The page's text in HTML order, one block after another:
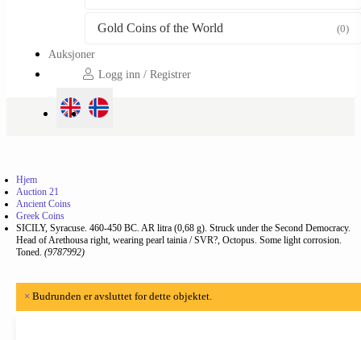
Gold Coins of the World (0)
Auksjoner
Logg inn / Registrer
Hjem
Auction 21
Ancient Coins
Greek Coins
SICILY, Syracuse. 460-450 BC. AR litra (0,68 g). Struck under the Second Democracy.
Head of Arethousa right, wearing pearl tainia / SVR?, Octopus. Some light corrosion.
Toned. (9787992)
× Budrunden er avsluttet for dette objektet.